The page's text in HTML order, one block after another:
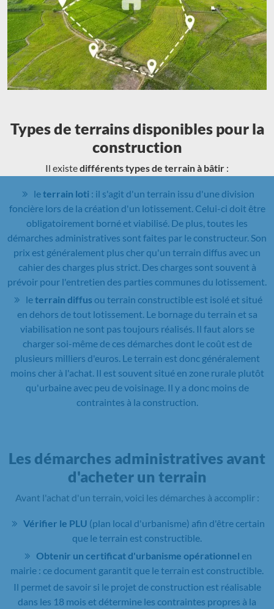
Types de terrains disponibles pour la
construction
Il existedifférents types de terrain à bâtir :
leterrain loti : il s'agit d'un terrain issu d'une division
foncière lors de la création d'un lotissement. Celui-ci doit être
obligatoirement borné et viabilisé. De plus, toutes les
démarches administratives sont faites par le constructeur. Son
prix est généralement plus cher qu'un terrain diffus avec un
cahier des charges plus strict. Des charges sont souvent à
prévoir pour l'entretien des parties communes du lotissement.
leterrain diffusou terrain constructible est isolé et situé
en dehors de tout lotissement. Le bornage du terrain et sa
viabilisation ne sont pas toujours réalisés. Il faut alors se
charger soi-même de ces démarches dont le coût est de
plusieurs milliers d'euros. Le terrain est donc généralement
moins cher à l'achat. Il est souvent situé en zone rurale plutôt
qu'urbaine avec peu de voisinage. Il y a donc moins de
contraintes à la construction.
Les démarches administratives avant
d'acheter un terrain
Avant l'achat d'un terrain, voici les démarches à accomplir :
Vérifier le PLU (plan local d'urbanisme) afin d'être certain
que le terrain est constructible.
Obtenir un certificat d'urbanisme opérationnel en
mairie : ce document garantit que le terrain est constructible.
Il permet de savoir si le projet de construction est réalisable
dans les 18 mois et détermine les contraintes propres à la